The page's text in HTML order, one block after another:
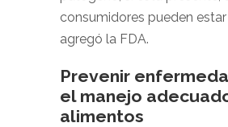
consumidores pueden estar
agregó la FDA.
Prevenir
el manejo
alimentos